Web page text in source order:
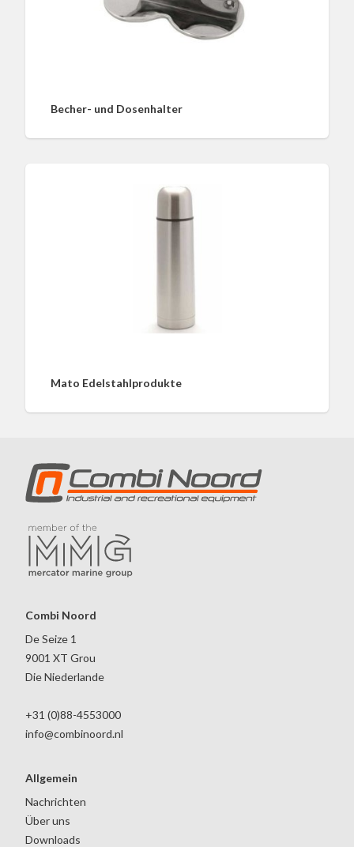
Becher- und Dosenhalter
Mato Edelstahlprodukte
Combi Noord
De Seize 1
9001 XT Grou
Die Niederlande
+31 (0)88-4553000
info@combinoord.nl
Allgemein
Nachrichten
Über uns
Downloads